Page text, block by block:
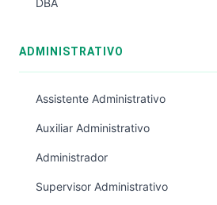
DBA
ADMINISTRATIVO
Assistente Administrativo
Auxiliar Administrativo
Administrador
Supervisor Administrativo